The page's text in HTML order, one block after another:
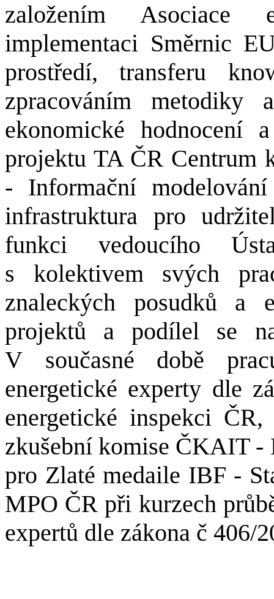
založením Asociace
implementaci Směrnic
prostředí, transferu
zpracováním metodiky
ekonomické
projektu TA ČR Centrum
- Informační
infrastruktura pro
funkci vedoucího
s kolektivem svých
znaleckých posudků a
projektů a podílel se
V současné době
energetické experty dle
energetické inspekci
zkušební komise ČKAIT -
pro Zlaté medaile IBF -
MPO ČR při kurzech
expertů dle zákona č 406/